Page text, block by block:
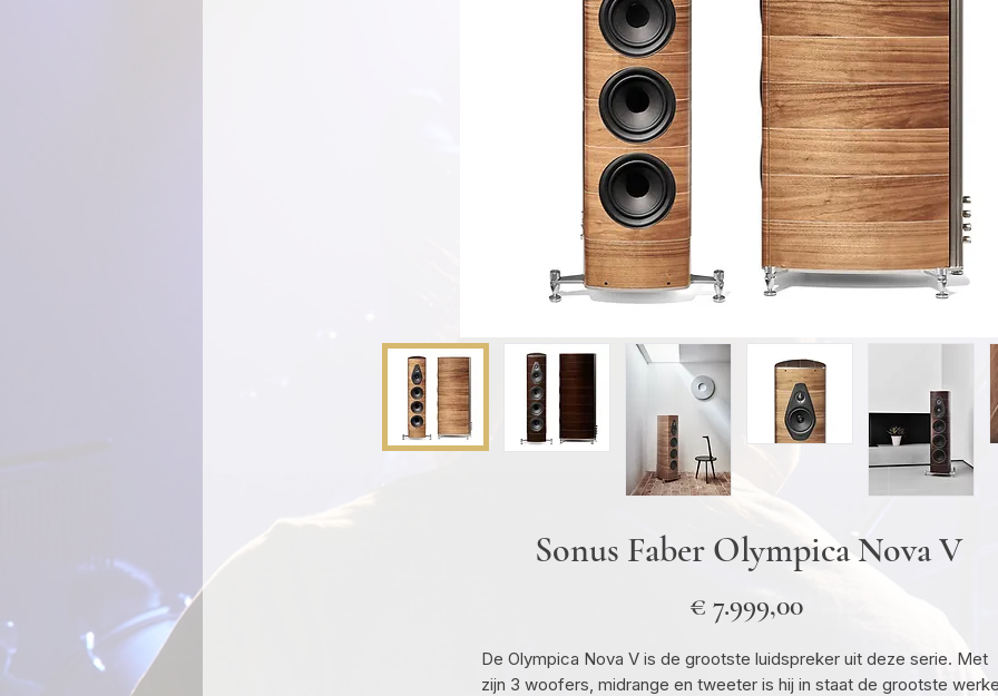
Sonus Faber Olympica Nova V
€ 7.999,00Prijs
De Olympica Nova V is de grootste luidspreker uit deze serie. Met
zijn 3 woofers, midrange en tweeter is hij in staat de grootste